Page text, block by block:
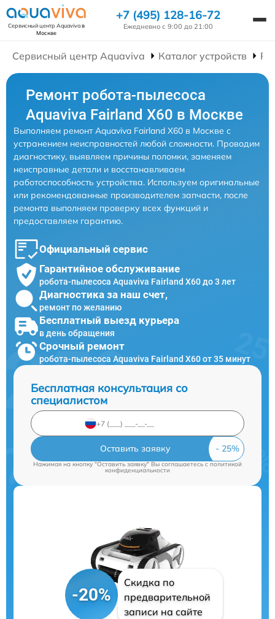
Сервисный центр Aquavivaв
Москве
+7 (495) 128-16-72
Ежедневно с 9:00 до 21:00
Сервисный центр Aquaviva Каталог устройств
Ремонт робота-пылесоса
Aquaviva Fairland X60 в Москве
Выполняем ремонт Aquaviva Fairland X60 в Москве с
устранением неисправностей любой сложности. Проводим
диагностику, выявляем причины поломки, заменяем
неисправные детали и восстанавливаем
работоспособность устройства. Используем оригинальные
или рекомендованные производителем запчасти, после
ремонта выполняем проверку всех функций и
предоставляем гарантию.
Официальный сервис
Гарантийное обслуживание
робота-пылесоса Aquaviva Fairland X60 до 3 лет
Диагностика за наш счет,
ремонт по желанию
Бесплатный выезд курьера
в день обращения
Срочный ремонт
робота-пылесоса Aquaviva Fairland X60 от 35 минут
Бесплатная консультация со
специалистом
Оставить заявку
Нажимая на кнопку "Оставить заявку" Вы соглашаетесь c политикой
конфиденциальности
-20%
Скидка по
предварительной
записи на сайте